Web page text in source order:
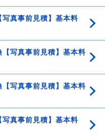
真事前見積】基本料
写真事前見積】基本料
写真事前見積】基本料
真事前見積】基本料